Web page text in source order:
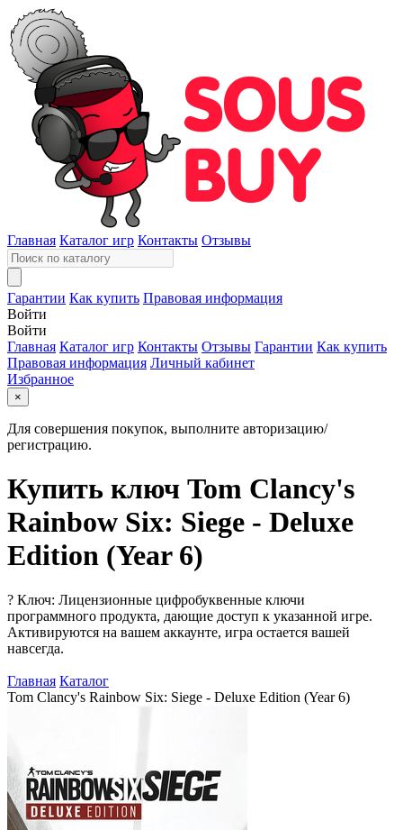
Главная Каталог игр Контакты Отзывы
Гарантии Как купить Правовая информация
Войти
Войти
Главная Каталог игр Контакты Отзывы Гарантии Как купить
Правовая информация Личный кабинет
Избранное
×
Для совершения покупок, выполните авторизацию/
регистрацию.
Купить ключ Tom Clancy's
Rainbow Six: Siege - Deluxe
Edition (Year 6)
? Ключ: Лицензионные цифробуквенные ключи
программного продукта, дающие доступ к указанной игре.
Активируются на вашем аккаунте, игра остается вашей
навсегда.
Главная Каталог
Tom Clancy's Rainbow Six: Siege - Deluxe Edition (Year 6)